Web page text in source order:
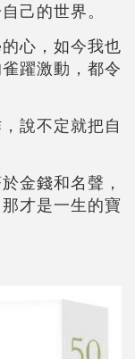
己的世界。
心，如今我也
躍激動，都令
說不定就把自
金錢和名聲，
才是一生的寶